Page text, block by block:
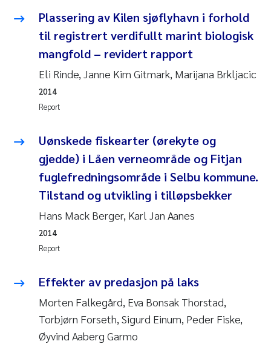
Jens Vedal
Uta Brandt
Kasper Hancke
Richard Garth James Bellerby
Espen Lund
Bjørnar Andre Beylich
Nathalie Marquesin-Risbakk
Peter Stig Hansen
Synne Authén Andresen
Plassering av Kilen sjøflyhavn i forhold
til registrert verdifullt marint biologisk
mangfold – revidert rapport
Eli Rinde, Janne Kim Gitmark, Marijana Brkljacic
Report
2014
Uønskede fiskearter (ørekyte og
gjedde) i Låen verneområde og Fitjan
fuglefredningsområde i Selbu kommune.
Tilstand og utvikling i tilløpsbekker
Hans Mack Berger, Karl Jan Aanes
Report
2014
Effekter av predasjon på laks
Morten Falkegård, Eva Bonsak Thorstad,
Torbjørn Forseth, Sigurd Einum, Peder Fiske,
Øyvind Aaberg Garmo